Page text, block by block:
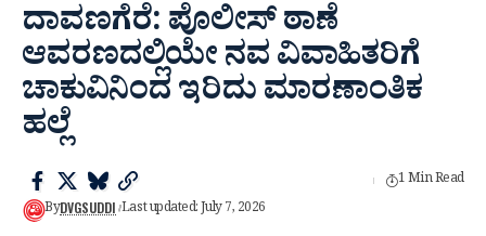
ದಾವಣಗೆರೆ: ಪೊಲೀಸ್ ಠಾಣೆ
ಆವರಣದಲ್ಲಿಯೇ ನವ ವಿವಾಹಿತರಿಗೆ
ಚಾಕುವಿನಿಂದ ಇರಿದು ಮಾರಣಾಂತಿಕ
ಹಲ್ಲೆ
ByDVGSUDDI Last updated: July 7, 2026
1 Min Read